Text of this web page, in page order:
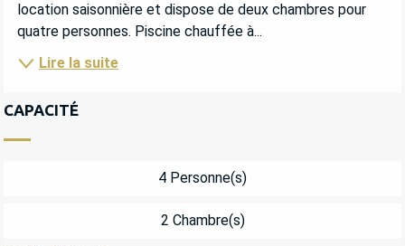
location saisonnière et dispose de deux chambres pour
quatre personnes. Piscine chauffée à...
Lire la suite
CAPACITÉ
4 Personne(s)
2 Chambre(s)